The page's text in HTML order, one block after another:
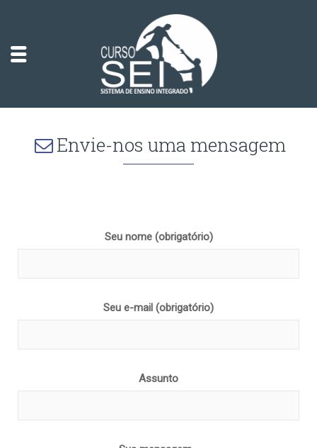
Envie-nos uma mensagem
Seu nome (obrigatório)
Seu e-mail (obrigatório)
Assunto